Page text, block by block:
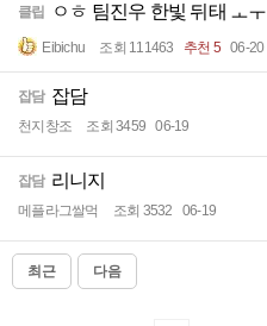
클립 ㅇㅎ 팀진우 한빛 뒤태 ㅗ
Eibichu 조회 111463 추천 5 06-20
잡담 잡담
천지창조 조회 3459 06-19
잡담 리니지
메플라그쌀먹 조회 3532 06-19
최근 다음